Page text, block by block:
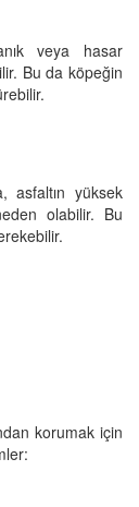
veya hasar
Bu da köpeğin
asfaltın yüksek
olabilir. Bu
korumak için